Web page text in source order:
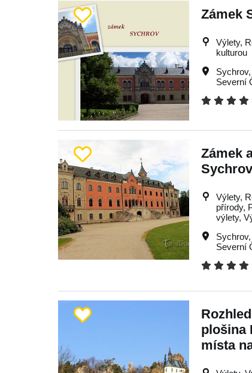
Zámek
Výlety,
kulturou
Sychrov
Severní
Zámek
Výlety,
přírody,
výlety,
Sychrov
Severní
plošina
místa